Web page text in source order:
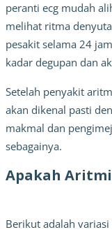
peranti ecg mudah
melihat ritma
pesakit selama 24
kadar degupan dan
Setelah penyakit
akan dikenal pasti
makmal dan
sebagainya.
Apakah
Berikut adalah